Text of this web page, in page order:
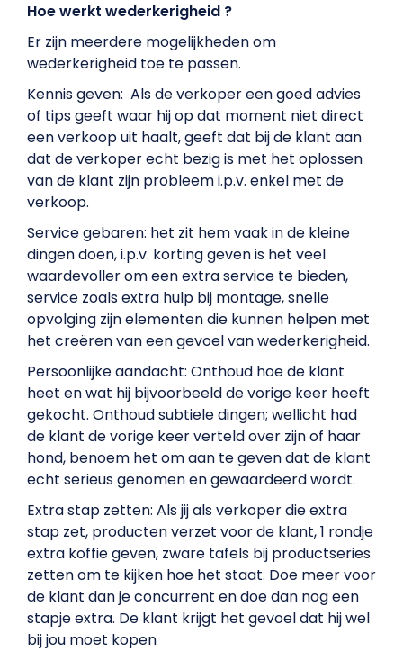
Hoe werkt wederkerigheid ?
Er zijn meerdere mogelijkheden om
wederkerigheid toe te passen.
Kennis geven: Als de verkoper een goed advies
of tips geeft waar hij op dat moment niet direct
een verkoop uit haalt, geeft dat bij de klant aan
dat de verkoper echt bezig is met het oplossen
van de klant zijn probleem i.p.v. enkel met de
verkoop.
Service gebaren: het zit hem vaak in de kleine
dingen doen, i.p.v. korting geven is het veel
waardevoller om een extra service te bieden,
service zoals extra hulp bij montage, snelle
opvolging zijn elementen die kunnen helpen met
het creëren van een gevoel van wederkerigheid.
Persoonlijke aandacht: Onthoud hoe de klant
heet en wat hij bijvoorbeeld de vorige keer heeft
gekocht. Onthoud subtiele dingen; wellicht had
de klant de vorige keer verteld over zijn of haar
hond, benoem het om aan te geven dat de klant
echt serieus genomen en gewaardeerd wordt.
Extra stap zetten: Als jij als verkoper die extra
stap zet, producten verzet voor de klant, 1 rondje
extra koffie geven, zware tafels bij productseries
zetten om te kijken hoe het staat. Doe meer voor
de klant dan je concurrent en doe dan nog een
stapje extra. De klant krijgt het gevoel dat hij wel
bij jou moet kopen